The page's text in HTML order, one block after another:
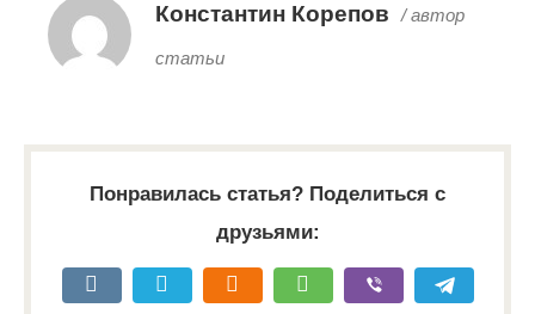
Константин Корепов / автор
статьи
Понравилась статья? Поделиться с
друзьями: